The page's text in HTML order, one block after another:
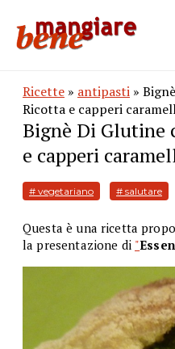
Ricette » antipasti »
Ricotta e capperi
Bignè Di Glutine
e capperi
# vegetariano # salutare
Questa è una ricetta
la presentazione di "